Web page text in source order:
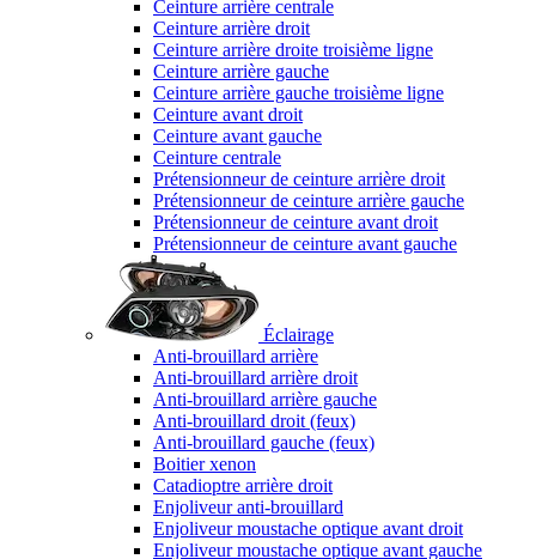
Ceinture arrière centrale
Ceinture arrière droit
Ceinture arrière droite troisième ligne
Ceinture arrière gauche
Ceinture arrière gauche troisième ligne
Ceinture avant droit
Ceinture avant gauche
Ceinture centrale
Prétensionneur de ceinture arrière droit
Prétensionneur de ceinture arrière gauche
Prétensionneur de ceinture avant droit
Prétensionneur de ceinture avant gauche
Éclairage
Anti-brouillard arrière
Anti-brouillard arrière droit
Anti-brouillard arrière gauche
Anti-brouillard droit (feux)
Anti-brouillard gauche (feux)
Boitier xenon
Catadioptre arrière droit
Enjoliveur anti-brouillard
Enjoliveur moustache optique avant droit
Enjoliveur moustache optique avant gauche